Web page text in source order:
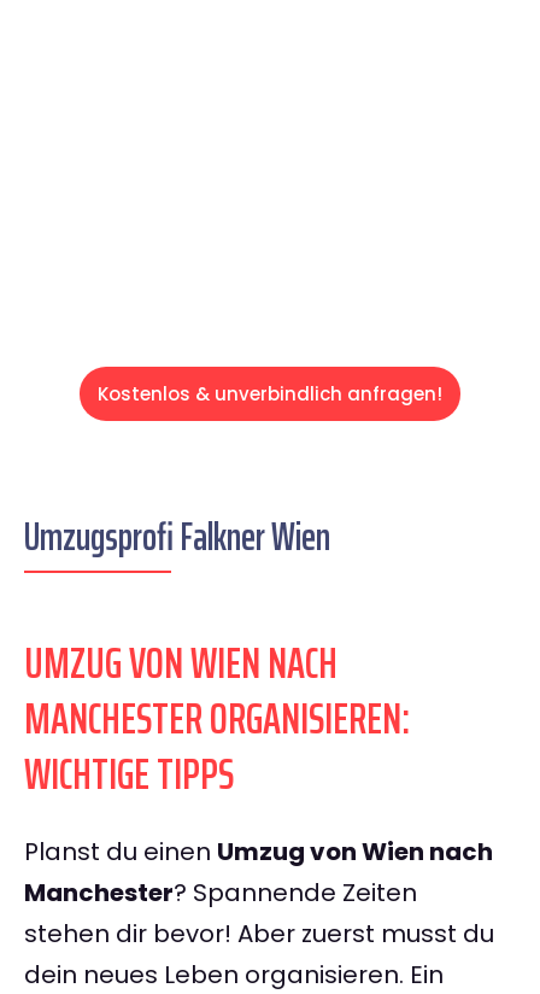
Kostenlos & unverbindlich anfragen!
Umzugsprofi Falkner Wien
UMZUG VON WIEN NACH
MANCHESTER ORGANISIEREN:
WICHTIGE TIPPS
Planst du einen Umzug von Wien nach
Manchester? Spannende Zeiten
stehen dir bevor! Aber zuerst musst du
dein neues Leben organisieren. Ein